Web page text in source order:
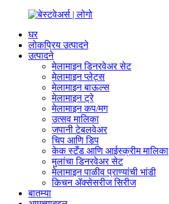
घर
लोकप्रिय उत्पादने
उत्पादने
मेलामाइन डिनरवेअर सेट
मेलामाइन प्लेट्स
मेलामाइन बाऊल्स
मेलामाइन ट्रे
मेलामाइन कप/मग
उत्सव मालिका
जपानी टेबलवेअर
चिप आणि डिप
केक स्टँड आणि आईस्क्रीम मालिका
मुलांचा डिनरवेअर सेट
मेलामाइन पाळीव प्राण्यांची भांडी
किचन ॲक्सेसरीज सिरीज
बातम्या